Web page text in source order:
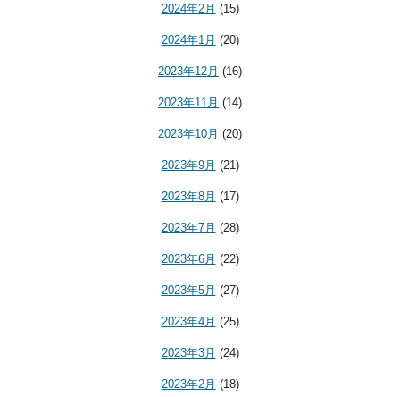
2024年2月 (15)
2024年1月 (20)
2023年12月 (16)
2023年11月 (14)
2023年10月 (20)
2023年9月 (21)
2023年8月 (17)
2023年7月 (28)
2023年6月 (22)
2023年5月 (27)
2023年4月 (25)
2023年3月 (24)
2023年2月 (18)